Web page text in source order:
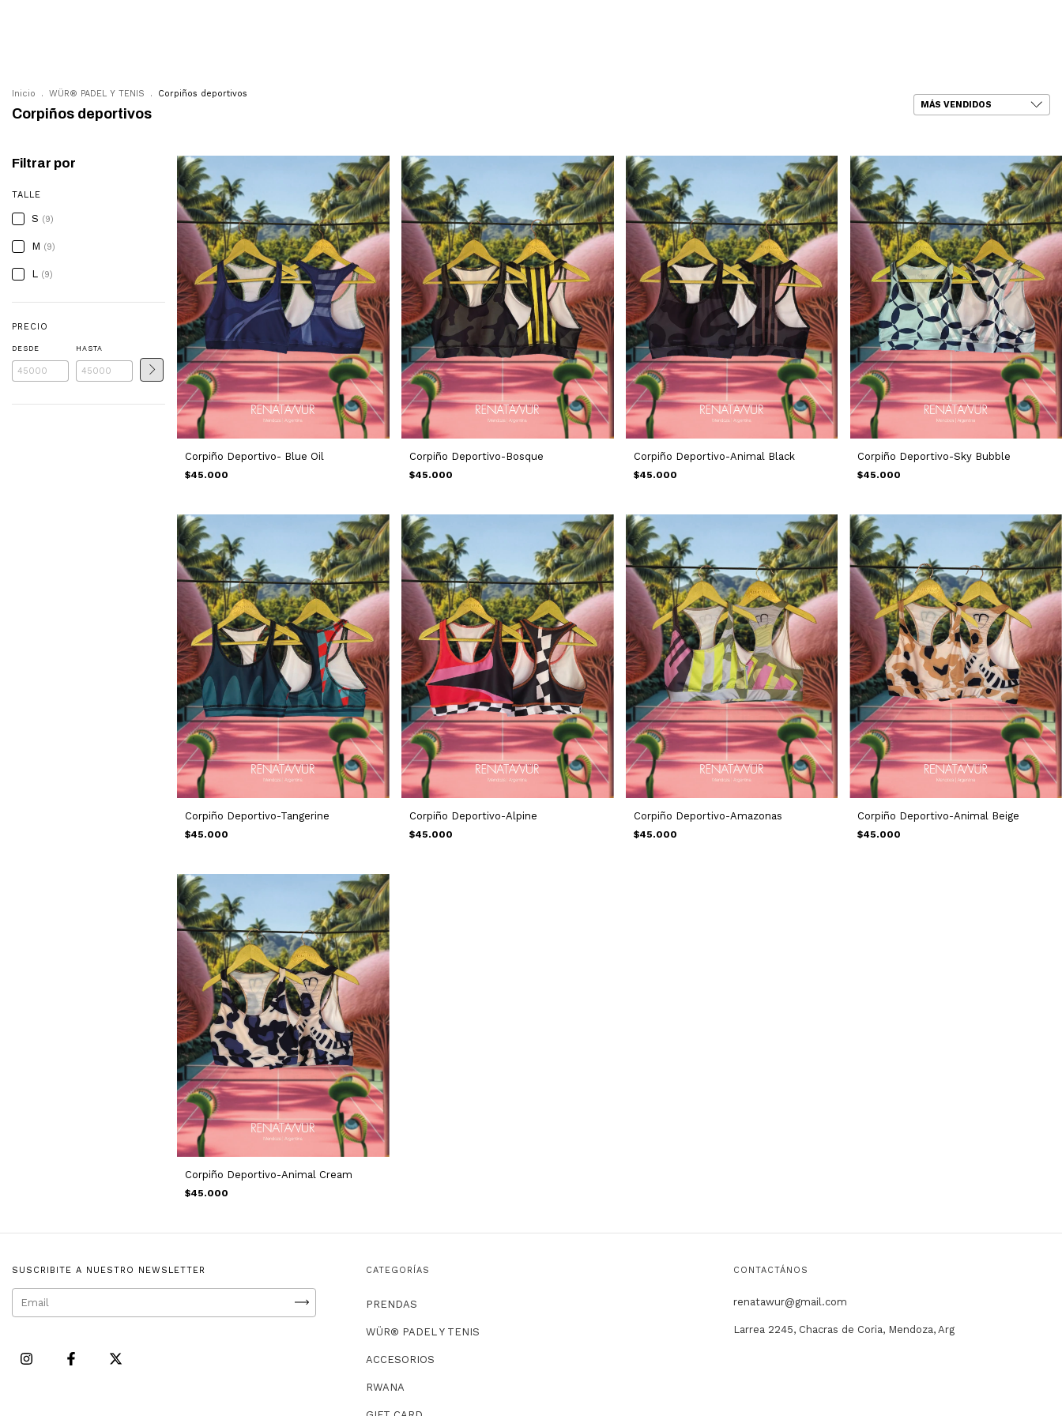
Inicio . WÜR® PADEL Y TENIS . Corpiños deportivos
Corpiños deportivos
Filtrar por
TALLE
S (9)
M (9)
L (9)
PRECIO
DESDE HASTA
Corpiño Deportivo- Blue Oil
$45.000
Corpiño Deportivo-Bosque
$45.000
Corpiño Deportivo-Animal Black
$45.000
Corpiño Deportivo-Sky Bubble
$45.000
Corpiño Deportivo-Tangerine
$45.000
Corpiño Deportivo-Alpine
$45.000
Corpiño Deportivo-Amazonas
$45.000
Corpiño Deportivo-Animal Beige
$45.000
Corpiño Deportivo-Animal Cream
$45.000
SUSCRIBITE A NUESTRO NEWSLETTER CATEGORÍAS
PRENDAS
WÜR® PADEL Y TENIS
ACCESORIOS
RWANA
CONTACTÁNOS
renatawur@gmail.com
Larrea 2245, Chacras de Coria, Mendoza, Arg